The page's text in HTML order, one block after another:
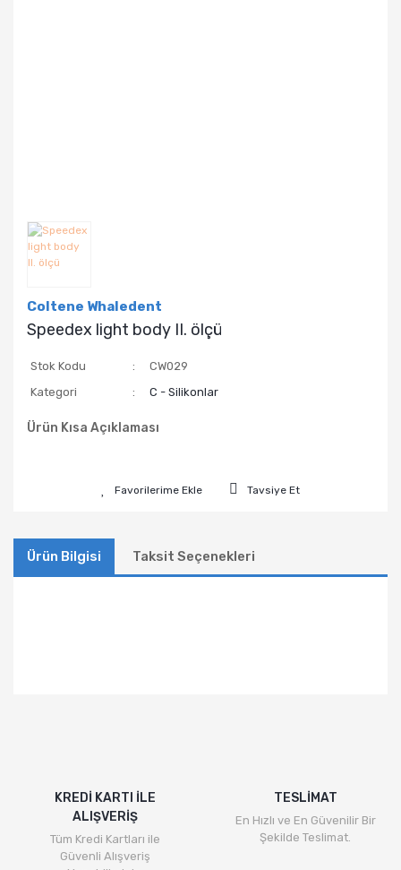
Coltene Whaledent
Speedex light body II. ölçü
Stok Kodu
CW029
Kategori
C - Silikonlar
Ürün Kısa Açıklaması
Tavsiye Et
Ürün Bilgisi Taksit Seçenekleri
KREDİ KARTI İLE
ALIŞVERİŞ
Tüm Kredi Kartları ile
Güvenli Alışveriş
TESLİMAT
En Hızlı ve En Güvenilir Bir
Şekilde Teslimat.